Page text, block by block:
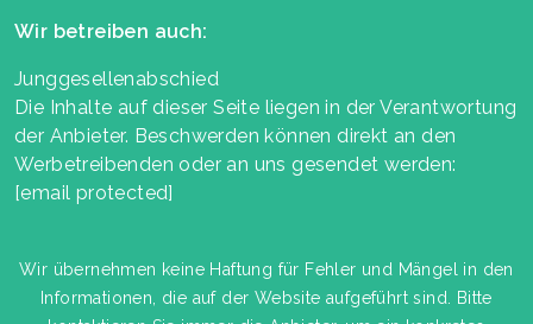
Wir betreiben auch:
Junggesellenabschied
Die Inhalte auf dieser Seite liegen in der Verantwortung
der Anbieter. Beschwerden können direkt an den
Werbetreibenden oder an uns gesendet werden:
[email protected]
Wir übernehmen keine Haftung für Fehler und Mängel in den
Informationen, die auf der Website aufgeführt sind. Bitte